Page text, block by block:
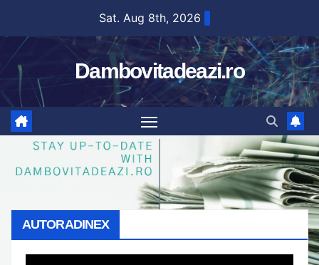
content
Sat. Aug 8th, 2026
Dambovitadeazi.ro
AUTORADINEX